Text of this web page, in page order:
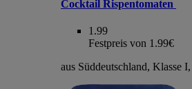
Cocktail Rispentomaten
1.99
Festpreis von 1.99€
aus Süddeutschland, Klasse